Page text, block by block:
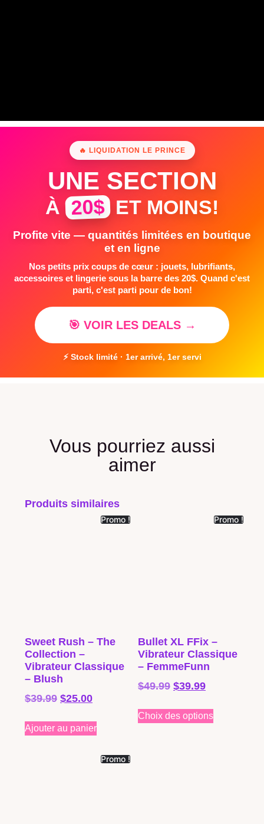
🔥 LIQUIDATION LE PRINCE
UNE SECTION
À 20$ ET MOINS!
Profite vite — quantités limitées en boutique
et en ligne
Nos petits prix coups de cœur : jouets, lubrifiants,
accessoires et lingerie sous la barre des 20$. Quand c'est
parti, c'est parti pour de bon!
🎯 VOIR LES DEALS →
⚡ Stock limité · 1er arrivé, 1er servi
Vous pourriez aussi
aimer
Produits similaires
Promo !
Sweet Rush – The
Collection –
Vibrateur Classique
– Blush
$39.99 $25.00
Ajouter au panier
Promo !
Bullet XL FFix –
Vibrateur Classique
– FemmeFunn
$49.99 $39.99
Choix des options
Promo !